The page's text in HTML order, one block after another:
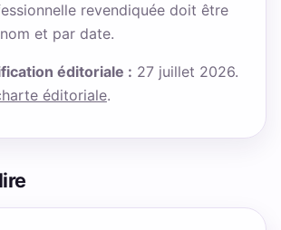
revendiquée doit être
et par date.
éditoriale : 27 juillet 2026.
éditoriale.